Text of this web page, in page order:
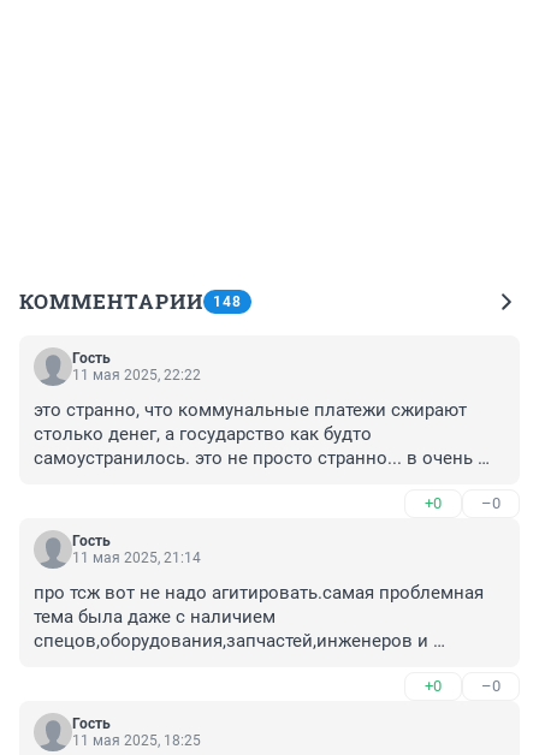
КОММЕНТАРИИ 148
Гость
11 мая 2025, 22:22
это странно, что коммунальные платежи сжирают
столько денег, а государство как будто
самоустранилось. это не просто странно... в очень
порылась... но на фоне общего стратегирования
странно игнорирование государством этого вопроса
+0 –0
Гость
11 мая 2025, 21:14
про тсж вот не надо агитировать.самая проблемная
тема была даже с наличием
спецов,оборудования,запчастей,инженеров и
отовсюду.Собянин несколько лет назад начал
бороться с тсж и это правильно.люди за свои деньги
+0 –0
Гость
11 мая 2025, 18:25